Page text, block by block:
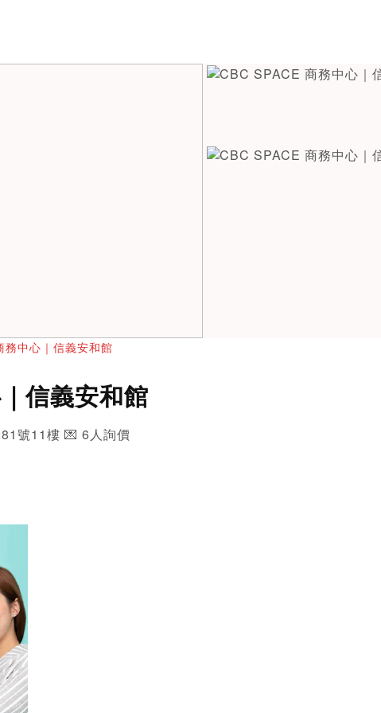
務中心｜信義安和館
信義安和館
號11樓 💌 6人詢價